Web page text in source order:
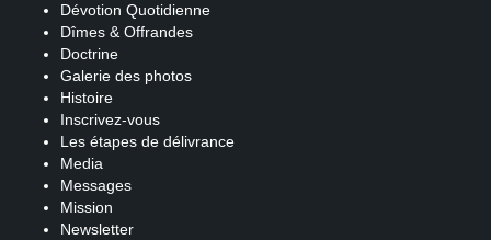
Dévotion Quotidienne
Dîmes & Offrandes
Doctrine
Galerie des photos
Histoire
Inscrivez-vous
Les étapes de délivrance
Media
Messages
Mission
Newsletter